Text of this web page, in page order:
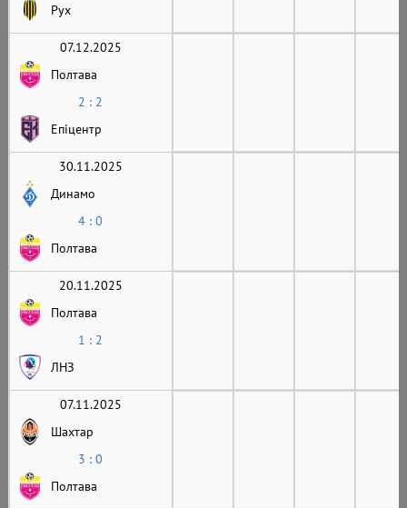
Рух
07.12.2025
Полтава
2 : 2
Епіцентр
30.11.2025
Динамо
4 : 0
Полтава
20.11.2025
Полтава
1 : 2
ЛНЗ
07.11.2025
Шахтар
3 : 0
Полтава